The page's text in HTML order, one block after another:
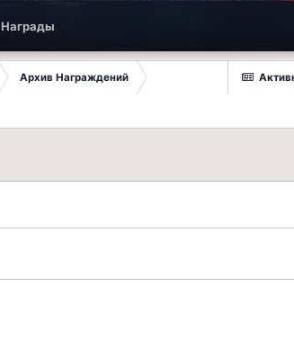
Награды
Архив Награждений